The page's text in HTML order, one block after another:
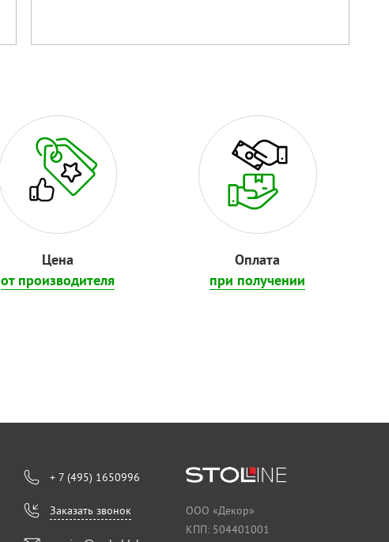
Цена
от производителя
Оплата
при получении
+ 7 (495) 1650996
Заказать звонок
ООО «Декор»
КПП: 504401001